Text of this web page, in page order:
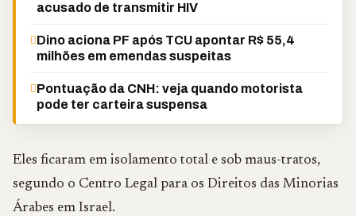
acusado de transmitir HIV
Dino aciona PF após TCU apontar R$ 55,4
milhões em emendas suspeitas
Pontuação da CNH: veja quando motorista
pode ter carteira suspensa
Eles ficaram em isolamento total e sob maus-tratos,
segundo o Centro Legal para os Direitos das Minorias
Árabes em Israel.